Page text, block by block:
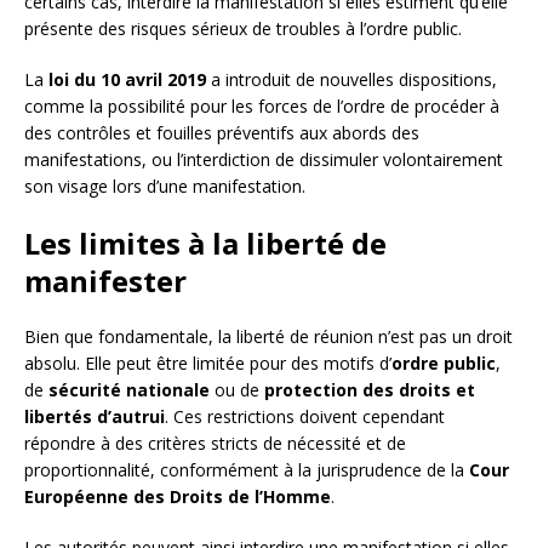
présente des risques sérieux de troubles à l’ordre public.
La loi du 10 avril 2019a introduit de nouvelles dispositions,
comme la possibilité pour les forces de l’ordre de procéder à
des contrôles et fouilles préventifs aux abords des
manifestations, ou l’interdiction de dissimuler volontairement
son visage lors d’une manifestation.
Les limites à la liberté de
manifester
Bien que fondamentale, la liberté de réunion n’est pas un droit
absolu. Elle peut être limitée pour des motifs d’ordre public,
de sécurité nationale ou de protection des droits et
libertés d’autrui. Ces restrictions doivent cependant
répondre à des critères stricts de nécessité et de
proportionnalité, conformément à la jurisprudence de la Cour
Européenne des Droits de l’Homme.